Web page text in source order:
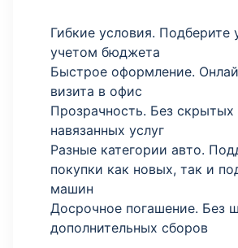
Гибкие условия. Подберите
учетом бюджета
Быстрое оформление.
визита в офис
Прозрачность. Без
навязанных услуг
Разные категории авто.
покупки как новых, так и
машин
Досрочное погашение. Без
дополнительных сборов